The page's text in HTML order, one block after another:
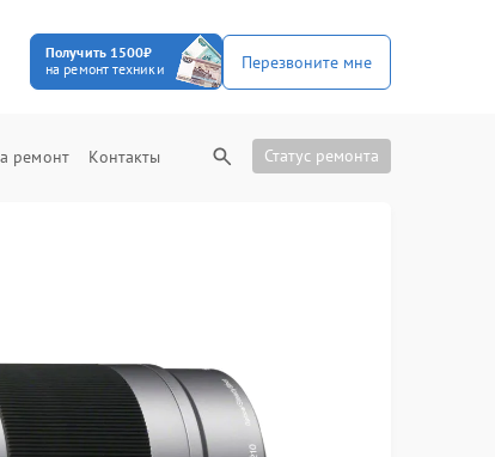
Получить 1500₽
на ремонт техники
Перезвоните мне
ремонт Контакты Статус ремонта